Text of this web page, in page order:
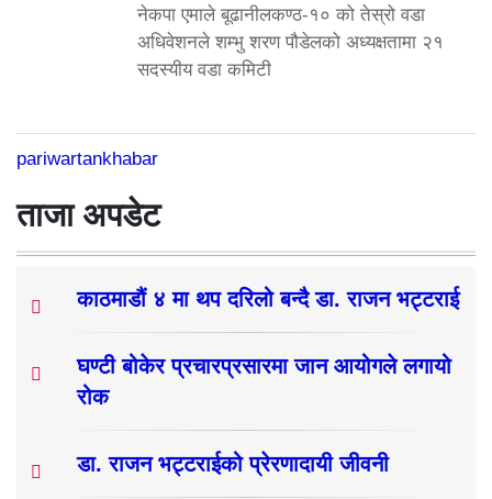
नेकपा एमाले बूढानीलकण्ठ-१० को तेस्रो वडा
अधिवेशनले शम्भु शरण पौडेलको अध्यक्षतामा २१
सदस्यीय वडा कमिटी
pariwartankhabar
ताजा अपडेट
काठमाडौं ४ मा थप दरिलो बन्दै डा. राजन भट्टराई
घण्टी बोकेर प्रचारप्रसारमा जान आयोगले लगायो
रोक
डा. राजन भट्टराईको प्रेरणादायी जीवनी